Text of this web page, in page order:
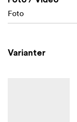
Foto
Varianter